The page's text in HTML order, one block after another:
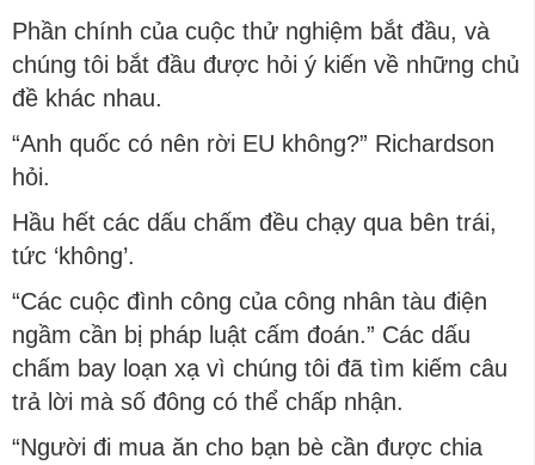
Phần chính của cuộc thử nghiệm bắt đầu, và
chúng tôi bắt đầu được hỏi ý kiến về những chủ
đề khác nhau.
“Anh quốc có nên rời EU không?” Richardson
hỏi.
Hầu hết các dấu chấm đều chạy qua bên trái,
tức ‘không’.
“Các cuộc đình công của công nhân tàu điện
ngầm cần bị pháp luật cấm đoán.” Các dấu
chấm bay loạn xạ vì chúng tôi đã tìm kiếm câu
trả lời mà số đông có thể chấp nhận.
“Người đi mua ăn cho bạn bè cần được chia